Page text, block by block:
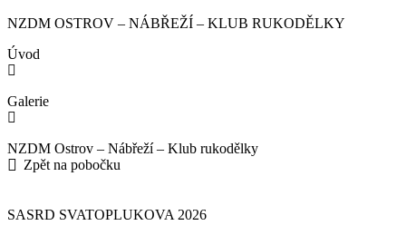
NZDM OSTROV – NÁBŘEŽÍ – KLUB RUKODĚLKY
Úvod
Galerie
NZDM Ostrov – Nábřeží – Klub rukodělky
Zpět na pobočku
SASRD SVATOPLUKOVA 2026